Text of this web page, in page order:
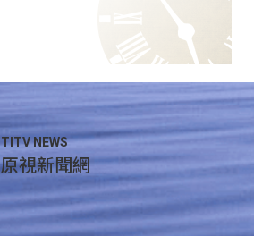
TITV NEWS
原視新聞網